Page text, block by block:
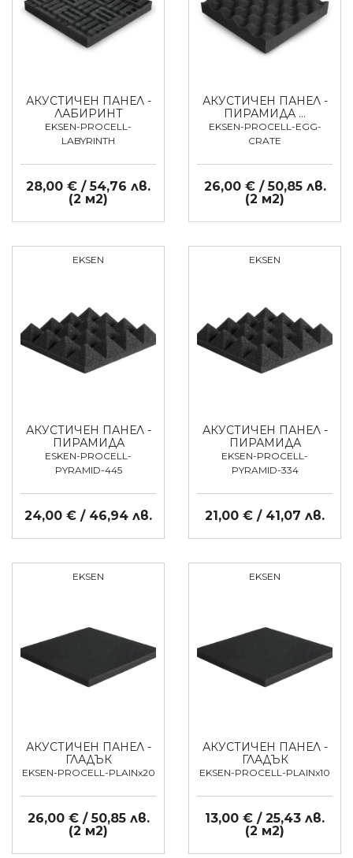
АКУСТИЧЕН ПАНЕЛ -
ЛАБИРИНТ
EKSEN-PROCELL-
LABYRINTH
28,00 € / 54,76 лв.
(2 м2)
АКУСТИЧЕН ПАНЕЛ -
ПИРАМИДА …
EKSEN-PROCELL-EGG-
CRATE
26,00 € / 50,85 лв.
(2 м2)
EKSEN
АКУСТИЧЕН ПАНЕЛ -
ПИРАМИДА
ESKEN-PROCELL-
PYRAMID-445
24,00 € / 46,94 лв.
EKSEN
АКУСТИЧЕН ПАНЕЛ -
ПИРАМИДА
EKSEN-PROCELL-
PYRAMID-334
21,00 € / 41,07 лв.
EKSEN
АКУСТИЧЕН ПАНЕЛ -
ГЛАДЪК
EKSEN-PROCELL-PLAINx20
26,00 € / 50,85 лв.
(2 м2)
EKSEN
АКУСТИЧЕН ПАНЕЛ -
ГЛАДЪК
EKSEN-PROCELL-PLAINx10
13,00 € / 25,43 лв.
(2 м2)